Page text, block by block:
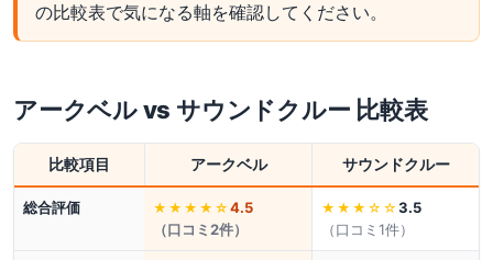
の比較表で気になる軸を確認してください。
アークベルvs サウンドクルー 比較表
比較項目 アークベル サウンドクルー
総合評価 ★★★★ ☆ 4.5
（口コミ2件）
★★★ ☆☆ 3.5
（口コミ 1件）